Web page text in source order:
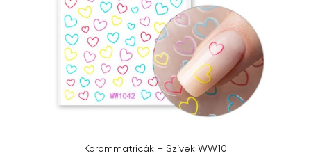
Körömmatricák – Szívek WW10